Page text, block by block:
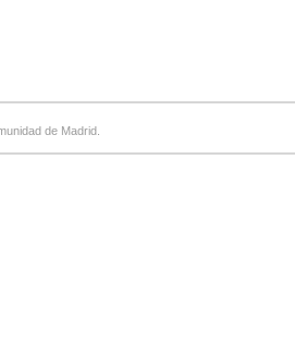
de Madrid.